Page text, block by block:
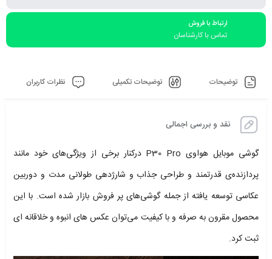
ارتباط با فروش
تماس با کارشناسان
توضیحات توضیحات تکمیلی نظرات کاربران
نقد و بررسی اجمالی
گوشی موبایل هواوی P30 Pro درکنار برخی از ویژگی‌های خود مانند
پردازنده‌ی قدرتمند و طراحی جذاب و شارژدهی طولانی مدت و دوربین
عکاسی توسعه یافته از جمله گوشی‌های پر فروش بازار شده است. با این
محصول مقرون به صرفه و با کیفیت می‌توان عکس های انبوه و خلاقانه ای
ثبت کرد.